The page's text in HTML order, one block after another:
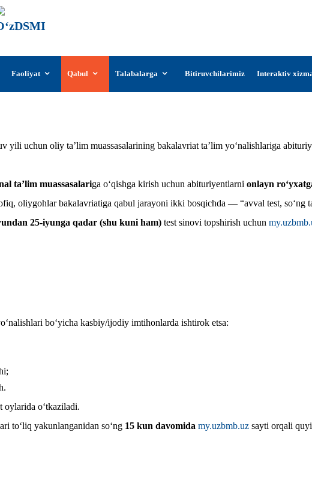
Faoliyat Qabul Talabalarga Bitiruvchilarimiz Interaktiv
yili uchun oliy ta’lim muassasalarining bakalavriat ta’lim yo‘nalishlariga
ta’lim muassasalariga o‘qishga kirish uchun abituriyentlarni onlayn
oliygohlar bakalavriatiga qabul jarayoni ikki bosqichda — “avval test, so‘ng
25-iyunga qadar (shu kuni ham) test sinovi topshirish uchun
boʻyicha kasbiy/ijodiy imtihonlarda ishtirok etsa:
oʻtkaziladi.
toʻliq yakunlanganidan soʻng 15 kun davomida my.uzbmb.uz sayti orqali